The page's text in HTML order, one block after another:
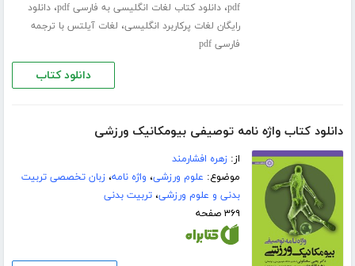
pdf،دانلود کتاب لغات انگلیسی به فارسی pdf ،دانلود
رایگان لغات پرکاربرد انگلیسی، لغات آیلتس با ترجمه
فارسی pdf
دانلود کتاب
دانلود کتاب واژه نامه توصیفی بیومکانیک ورزشی
از:زهره افشارمند
موضوع: علوم ورزشی، واژه نامه،زبان تخصصی تربیت
بدنی و علوم ورزشی،تربیت بدنی
۳۶۹ صفحه